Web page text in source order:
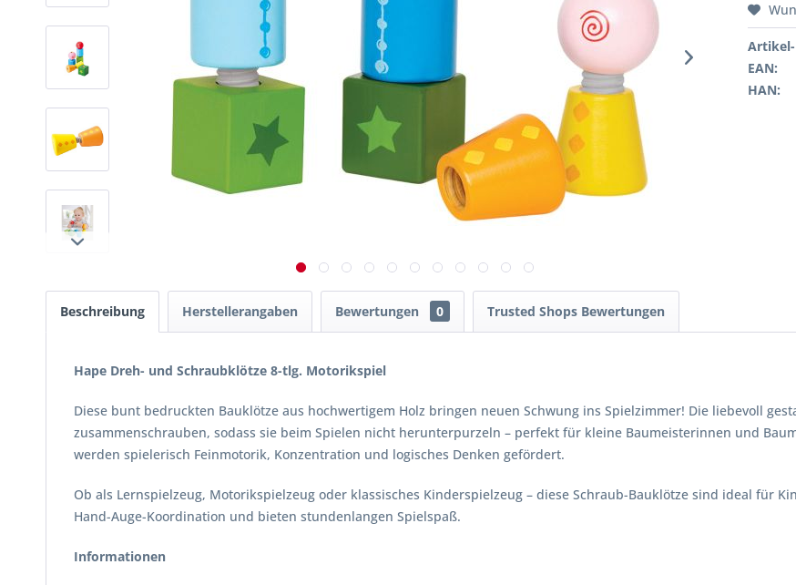
EAN:
HAN:
Beschreibung Herstellerangaben Bewertungen 0 Trusted Shops Bewertungen
Hape Dreh- und Schraubklötze 8-tlg. Motorikspiel
Diese bunt bedruckten Bauklötze aus hochwertigem Holz bringen neuen Schwung ins Spielzimmer! Die liebevoll
zusammenschrauben, sodass sie beim Spielen nicht herunterpurzeln – perfekt für kleine Baumeisterinnen und
werden spielerisch Feinmotorik, Konzentration und logisches Denken gefördert.
Ob als Lernspielzeug, Motorikspielzeug oder klassisches Kinderspielzeug – diese Schraub-Bauklötze sind ideal für
Hand-Auge-Koordination und bieten stundenlangen Spielspaß.
Informationen